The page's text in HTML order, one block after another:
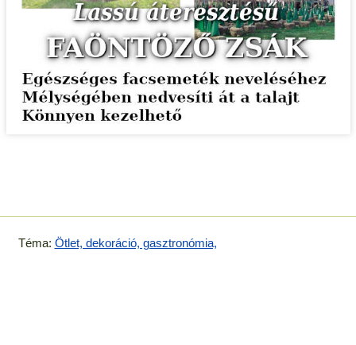
Téma: Ötlet, dekoráció, gasztronómia,